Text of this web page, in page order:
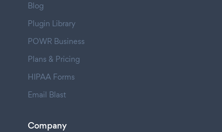
Blog
Plugin Library
POWR Business
Plans & Pricing
HIPAA Forms
Email Blast
Company